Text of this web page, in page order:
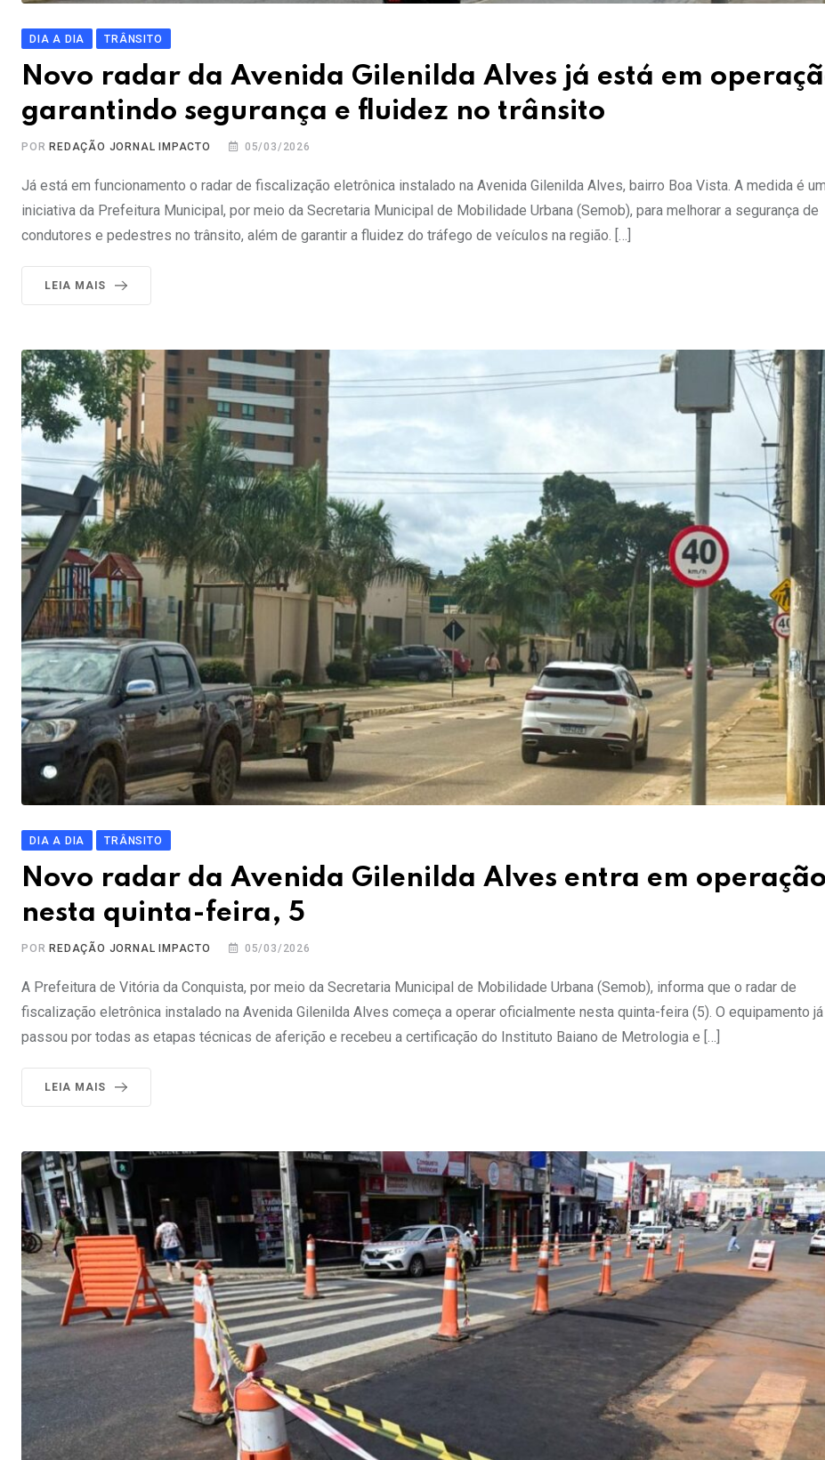
DIA A DIA TRÂNSITO
Novo radar da Avenida Gilenilda Alves já está em
garantindo segurança e fluidez no trânsito
POR REDAÇÃO JORNAL IMPACTO 05/03/2026
Já está em funcionamento o radar de fiscalização eletrônica instalado na Avenida Gilenilda Alves, bairro Boa Vista. A medida é
iniciativa da Prefeitura Municipal, por meio da Secretaria Municipal de Mobilidade Urbana (Semob), para melhorar a segurança de
condutores e pedestres no trânsito, além de garantir a fluidez do tráfego de veículos na região. […]
LEIA MAIS
DIA A DIA TRÂNSITO
Novo radar da Avenida Gilenilda Alves entra em operação
nesta quinta-feira, 5
POR REDAÇÃO JORNAL IMPACTO 05/03/2026
A Prefeitura de Vitória da Conquista, por meio da Secretaria Municipal de Mobilidade Urbana (Semob), informa que o radar de
fiscalização eletrônica instalado na Avenida Gilenilda Alves começa a operar oficialmente nesta quinta-feira (5). O equipamento já
passou por todas as etapas técnicas de aferição e recebeu a certificação do Instituto Baiano de Metrologia e […]
LEIA MAIS